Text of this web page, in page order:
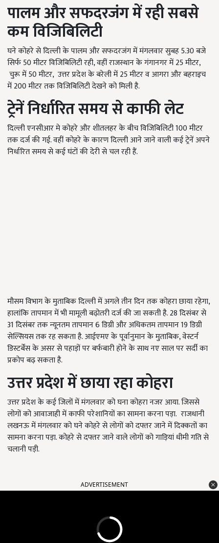
पालम और सफदरजंग में रही सबसे
कम विजिबिलिटी
घने कोहरे से दिल्ली के पालम और सफदरजंग में मंगलवार सुबह 5.30 बजे
सिर्फ 50 मीटर विजिबिलिटी रही, वहीं राजस्थान के गंगानगर में 25 मीटर,
चुरू में 50 मीटर, उत्तर प्रदेश के बरेली में 25 मीटर व आगरा और बहराइच
में 200 मीटर तक विजिबिलिटी देखने को मिली है.
ट्रेनें निर्धारित समय से काफी लेट
दिल्ली एनसीआर मे कोहरे और शीतलहर के बीच विजिबिलिटी 100 मीटर
तक दर्ज की गई. वहीं कोहरे के कारण दिल्ली आने जाने वाली कई ट्रेनें अपने
निर्धारित समय से कई घंटों की देरी से चल रही हैं.
मौसम विभाग के मुताबिक दिल्ली में अगले तीन दिन तक कोहरा छाया रहेगा,
हालांकि तापमान में भी मामूली बढ़ोतरी दर्ज की जा सकती है. 28 दिसंबर से
31 दिसंबर तक न्यूनतम तापमान 6 डिग्री और अधिकतम तापमान 19 डिग्री
सेल्सियस तक रह सकता है. आईएमए के पूर्वानुमान के मुताबिक, वेस्टर्न
डिस्टर्बेंस के असर से पहाड़ों पर बर्फबारी होने के साथ नए साल पर सर्दी का
प्रकोप बढ़ सकता है.
उत्तर प्रदेश में छाया रहा कोहरा
उत्तर प्रदेश के कई जिलों में मंगलवार को घना कोहरा नजर आया. जिससे
लोगों को आवाजाही में काफी परेशानियों का सामना करना पड़ा. राजधानी
लखनऊ में मंगलवार को घने कोहरे से लोगों को दफ्तर जाने में दिक्कतों का
सामना करना पड़ा. कोहरे से दफ्तर जाने वाले लोगों को गाड़ियां धीमी गति से
चलानी पड़ी.
ADVERTISEMENT